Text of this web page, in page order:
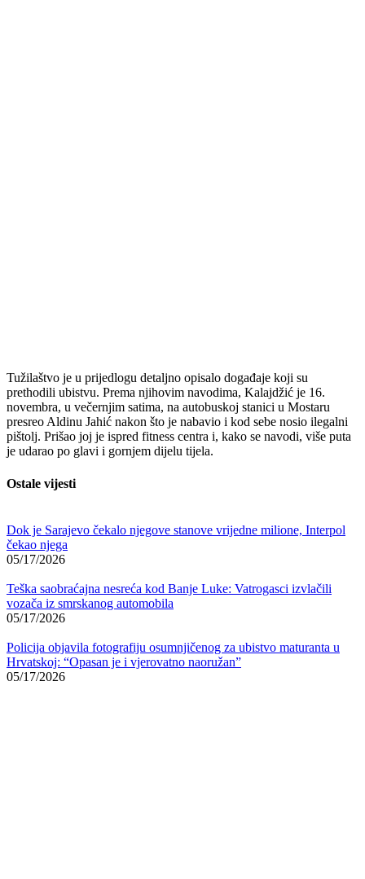
Tužilaštvo je u prijedlogu detaljno opisalo događaje koji su
prethodili ubistvu. Prema njihovim navodima, Kalajdžić je 16.
novembra, u večernjim satima, na autobuskoj stanici u Mostaru
presreo Aldinu Jahić nakon što je nabavio i kod sebe nosio ilegalni
pištolj. Prišao joj je ispred fitness centra i, kako se navodi, više puta
je udarao po glavi i gornjem dijelu tijela.
Ostale vijesti
Dok je Sarajevo čekalo njegove stanove vrijedne milione, Interpol
čekao njega
05/17/2026
Teška saobraćajna nesreća kod Banje Luke: Vatrogasci izvlačili
vozača iz smrskanog automobila
05/17/2026
Policija objavila fotografiju osumnjičenog za ubistvo maturanta u
Hrvatskoj: “Opasan je i vjerovatno naoružan”
05/17/2026